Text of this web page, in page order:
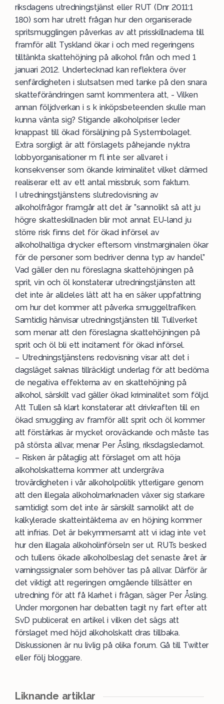
riksdagens utredningstjänst eller RUT (Dnr 2011:1
180) som har utrett frågan hur den organiserade
spritsmugglingen påverkas av att prisskillnaderna till
framför allt Tyskland ökar i och med regeringens
tilltänkta skattehöjning på alkohol från och med 1
januari 2012. Undertecknad kan reflektera över
senfärdigheten i slutsatsen med tanke på den snara
skatteförändringen samt kommentera att, - Vilken
annan följdverkan i s k inköpsbeteenden skulle man
kunna vänta sig? Stigande alkoholpriser leder
knappast till ökad försäljning på Systembolaget.
Extra sorgligt är att förslagets påhejande nyktra
lobbyorganisationer m fl inte ser allvaret i
konsekvenser som ökande kriminalitet vilket därmed
realiserar ett av ett antal missbruk, som faktum.
I utredningstjänstens slutredovisning av
alkoholfrågor framgår att det är ”sannolikt så att ju
högre skatteskillnaden blir mot annat EU-land ju
större risk finns det för ökad införsel av
alkoholhaltiga drycker eftersom vinstmarginalen ökar
för de personer som bedriver denna typ av handel.”
Vad gäller den nu föreslagna skattehöjningen på
sprit, vin och öl konstaterar utredningstjänsten att
det inte är alldeles lätt att ha en säker uppfattning
om hur det kommer att påverka smuggeltrafiken.
Samtidig hänvisar utredningstjänsten till Tullverket
som menar att den föreslagna skattehöjningen på
sprit och öl bli ett incitament för ökad införsel.
– Utredningstjänstens redovisning visar att det i
dagsläget saknas tillräckligt underlag för att bedöma
de negativa effekterna av en skattehöjning på
alkohol, särskilt vad gäller ökad kriminalitet som följd.
Att Tullen så klart konstaterar att drivkraften till en
ökad smuggling av framför allt sprit och öl kommer
att förstärkas är mycket oroväckande och måste tas
på största allvar, menar Per Åsling, riksdagsledamot.
– Risken är påtaglig att förslaget om att höja
alkoholskatterna kommer att undergräva
trovärdigheten i vår alkoholpolitik ytterligare genom
att den illegala alkoholmarknaden växer sig starkare
samtidigt som det inte är särskilt sannolikt att de
kalkylerade skatteintäkterna av en höjning kommer
att infrias. Det är bekymmersamt att vi idag inte vet
hur den illagala alkoholinförseln ser ut. RUTs besked
och tullens ökade alkoholbeslag det senaste året är
varningssignaler som behöver tas på allvar. Därför är
det viktigt att regeringen omgående tillsätter en
utredning för att få klarhet i frågan, säger Per Åsling.
Under morgonen har debatten tagit ny fart efter att
SvD publicerat en artikel i vilken det sägs att
förslaget med höjd alkoholskatt dras tillbaka.
Diskussionen är nu livlig på olika forum. Gå till Twitter
eller följ bloggare.
Liknande artiklar